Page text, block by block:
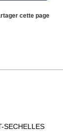
cette page
SECHELLES